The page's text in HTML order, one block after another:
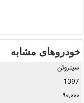
خودروهای مشابه
سیتروئن
1397
۹۰,۰۰۰